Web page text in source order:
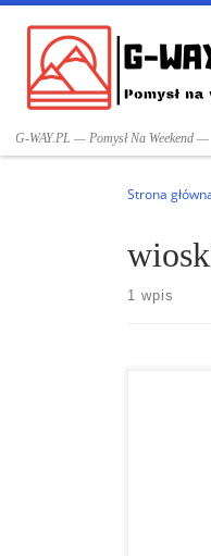
Przejdź do treści
G-WAY.PL — Pomysł Na Weekend —
Strona
1 wpis